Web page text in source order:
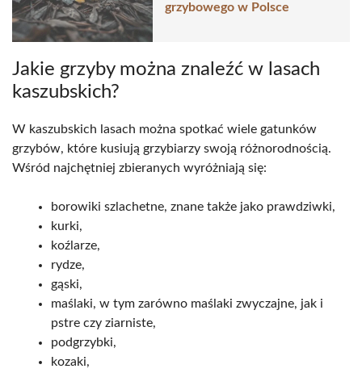
grzybowego w Polsce
Jakie grzyby można znaleźć w lasach
kaszubskich?
W kaszubskich lasach można spotkać wiele gatunków
grzybów, które kusiują grzybiarzy swoją różnorodnością.
Wśród najchętniej zbieranych wyróżniają się:
borowiki szlachetne, znane także jako prawdziwki,
kurki,
koźlarze,
rydze,
gąski,
maślaki, w tym zarówno maślaki zwyczajne, jak i
pstre czy ziarniste,
podgrzybki,
kozaki,